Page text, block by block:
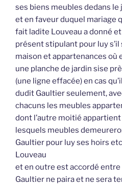
ses biens meubles dedans
et en faveur duquel mariage
fait ladite Louveau a donné
présent stipulant pour luy
maison et appartenances où
une planche de jardin sise
(une ligne effacée) en cas
dudit Gaultier seulement,
chacuns les meubles
dont l’autre moitié appartient
lesquels meubles
Gaultier pour luy ses hoirs
Louveau
et en outre est accordé
Gaultier ne paira et ne sera